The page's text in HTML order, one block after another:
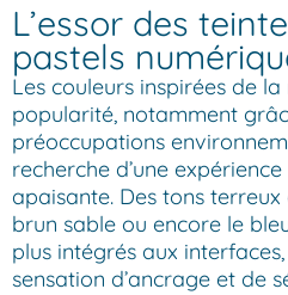
L’essor des
pastels
Les couleurs inspirées de
popularité, notamment
préoccupations
recherche d’une
apaisante. Des tons
brun sable ou encore le
plus intégrés aux
sensation d’ancrage et de